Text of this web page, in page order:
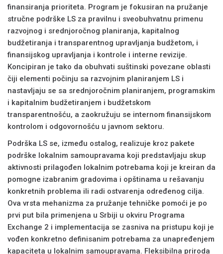
finansiranja prioriteta. Program je fokusiran na pružanje
stručne podrške LS za pravilnu i sveobuhvatnu primenu
razvojnog i srednjoročnog planiranja, kapitalnog
budžetiranja i transparentnog upravljanja budžetom, i
finansijskog upravljanja i kontrole i interne revizije.
Koncipiran je tako da obuhvati suštinski povezane oblasti
čiji elementi počinju sa razvojnim planiranjem LS i
nastavljaju se sa srednjoročnim planiranjem, programskim
i kapitalnim budžetiranjem i budžetskom
transparentnošću, a zaokružuju se internom finansijskom
kontrolom i odgovornošću u javnom sektoru.
Podrška LS se, između ostalog, realizuje kroz pakete
podrške lokalnim samoupravama koji predstavljaju skup
aktivnosti prilagođen lokalnim potrebama koji je kreiran da
pomogne izabranim gradovima i opštinama u rešavanju
konkretnih problema ili radi ostvarenja određenog cilja.
Ova vrsta mehanizma za pružanje tehničke pomoći je po
prvi put bila primenjena u Srbiji u okviru Programa
Exchange 2 i implementacija se zasniva na pristupu koji je
vođen konkretno definisanim potrebama za unapređenjem
kapaciteta u lokalnim samoupravama. Fleksibilna priroda